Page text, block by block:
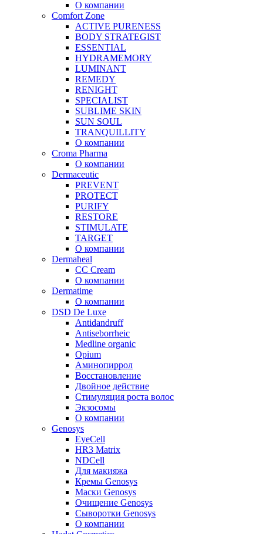
О компании
Comfort Zone
ACTIVE PURENESS
BODY STRATEGIST
ESSENTIAL
HYDRAMEMORY
LUMINANT
REMEDY
RENIGHT
SPECIALIST
SUBLIME SKIN
SUN SOUL
TRANQUILLITY
О компании
Croma Pharma
О компании
Dermaceutic
PREVENT
PROTECT
PURIFY
RESTORE
STIMULATE
TARGET
О компании
Dermaheal
CC Cream
О компании
Dermatime
О компании
DSD De Luxe
Antidandruff
Antiseborrheic
Medline organic
Opium
Аминопиррол
Восстановление
Двойное действие
Стимуляция роста волос
Экзосомы
О компании
Genosys
EyeCell
HR3 Matrix
NDCell
Для макияжа
Кремы Genosys
Маски Genosys
Очищение Genosys
Сыворотки Genosys
О компании